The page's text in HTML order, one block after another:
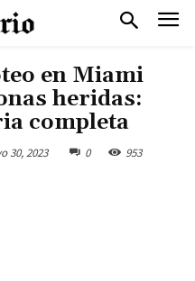
en Miami
heridas:
completa
30, 2023 0 953